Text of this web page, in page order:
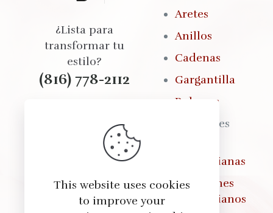
(816) 778-2112
¿Lista para
transformar tu
estilo?
Seleccionamos cada
ofrecerte calidad,
confianza en cada
Aretes
Anillos
Cadenas
Gargantilla
Pulseras
Brazaletes
Colombianas
Pantalones
Colombianos
This website uses cookies
to improve your